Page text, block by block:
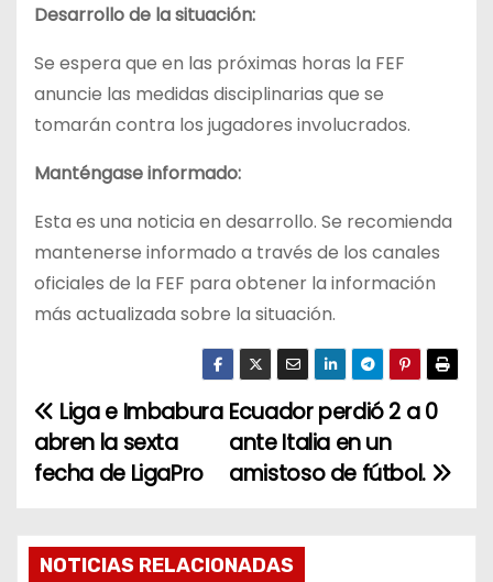
Desarrollo de la situación:
Se espera que en las próximas horas la FEF
anuncie las medidas disciplinarias que se
tomarán contra los jugadores involucrados.
Manténgase informado:
Esta es una noticia en desarrollo. Se recomienda
mantenerse informado a través de los canales
oficiales de la FEF para obtener la información
más actualizada sobre la situación.
N
a
e
Ecuador perdió 2 a 0
ante Italia en un
amistoso de fútbol.
Liga e Imbabura
abren la sexta
fecha de LigaPro
NOTICIAS RELACIONADAS